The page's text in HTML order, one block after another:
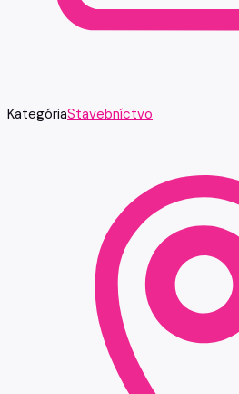
KategóriaStavebníctvo